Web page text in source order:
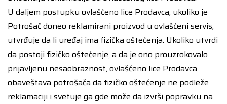
U daljem postupku ovlašćeno lice Prodavca, ukoliko je
Potrošač doneo reklamirani proizvod u ovlašćeni servis,
utvrđuje da li uređaj ima fizička oštećenja. Ukoliko utvrdi
da postoji fizičko oštećenje, a da je ono prouzrokovalo
prijavljenu nesaobraznost, ovlašćeno lice Prodavca
obaveštava potrošača da fizičko oštećenje ne podleže
reklamaciji i svetuje ga gde može da izvrši popravku na